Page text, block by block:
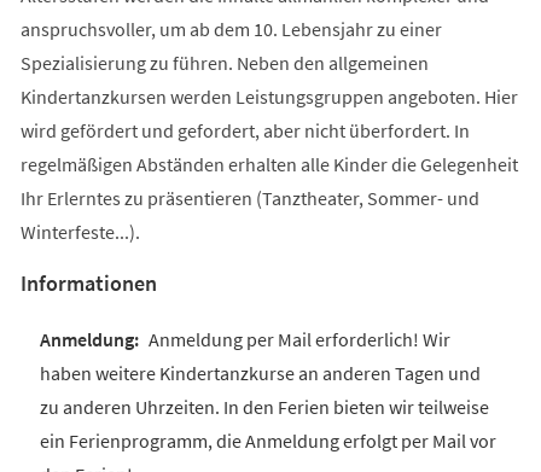
anspruchsvoller, um ab dem 10. Lebensjahr zu einer
Spezialisierung zu führen. Neben den allgemeinen
Kindertanzkursen werden Leistungsgruppen angeboten. Hier
wird gefördert und gefordert, aber nicht überfordert. In
regelmäßigen Abständen erhalten alle Kinder die Gelegenheit
Ihr Erlerntes zu präsentieren (Tanztheater, Sommer- und
Winterfeste...).
Informationen
Anmeldung per Mail erforderlich! Wir
haben weitere Kindertanzkurse an anderen Tagen und
zu anderen Uhrzeiten. In den Ferien bieten wir teilweise
ein Ferienprogramm, die Anmeldung erfolgt per Mail vor